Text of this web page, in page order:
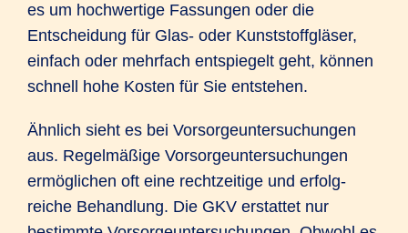
es um hochwertige Fassungen oder die
Entscheidung für Glas- oder Kunst­stoff­gläser,
einfach oder mehrfach ent­spiegelt geht, können
schnell hohe Kosten für Sie entstehen.
Ähnlich sieht es bei Vorsorge­unter­suchungen
aus. Regel­mäßige Vorsorge­unter­suchungen
ermög­lichen oft eine recht­zeitige und erfolg­
reiche Behand­lung. Die GKV erstattet nur